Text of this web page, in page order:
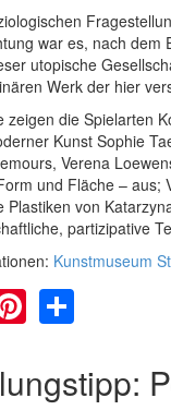
war es, nach
utopische
Werk der hier
zeigen die Spielarten
Kunst Sophie
Verena
und Fläche – aus;
Plastiken von
partizipative
Kunstmuseum
Pinterest